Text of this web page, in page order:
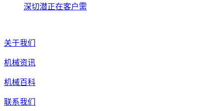
深切潜正在客户需
关于我们
机械资讯
机械百科
联系我们